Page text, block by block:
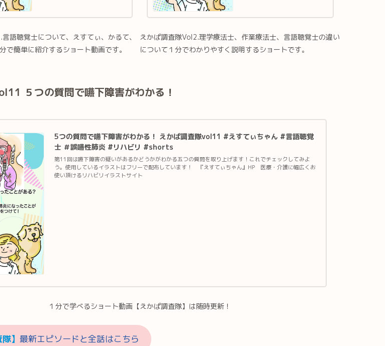
語聴覚士について、えすてぃ、かるて、
で簡単に紹介するショート動画です。
えかぱ調査隊Vol2.理学療法士、作業療法士、言語聴覚士の違い
について１分でわかりやすく説明するショートです。
５つの質問で嚥下障害がわかる！
5つの質問で嚥下障害がわかる！ えかぱ調査隊vol11 #えすてぃちゃん #言語聴覚
士 ＃誤嚥性肺炎 #リハビリ #shorts
第11回は嚥下障害の疑いがあるかどうかがわかる五つの質問を取り上げます！これでチェックしてみよ
う。使用しているイラストはフリーで配布しています！ 『えすてぃちゃん』HP 医療・介護に幅広くお
使い頂けるリハビリイラストサイト
１分で学べるショート動画【えかぱ調査隊】は随時更新！
】 最新エピソードと全話はこちら